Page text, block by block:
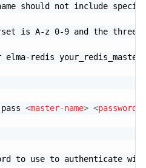
should not include
is A-z 0-9 and the three
redis
<master-name> <password
to use to authenticate